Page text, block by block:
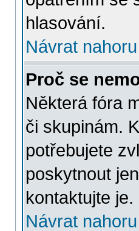
hlasování.
Návrat nahoru
Proč se
Některá fóra
či skupinám.
potřebujete
poskytnout
kontaktujte je.
Návrat nahoru